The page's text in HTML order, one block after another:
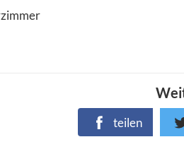
teilen